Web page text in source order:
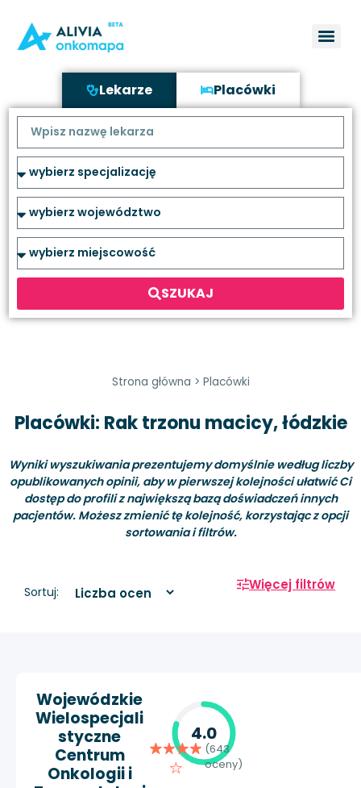
Lekarze Placówki
SZUKAJ
Strona główna > Placówki
Placówki: Rak trzonu macicy, łódzkie
Wyniki wyszukiwania prezentujemy domyślnie według liczby
opublikowanych opinii, aby w pierwszej kolejności ułatwić Ci
dostęp do profili z największą bazą doświadczeń innych
pacjentów. Możesz zmienić tę kolejność, korzystając z opcji
sortowania i filtrów.
Sortuj: Więcej filtrów
Wojewódzkie
Wielospecjali
styczne
Centrum
Onkologii i
4.0
(643
oceny)